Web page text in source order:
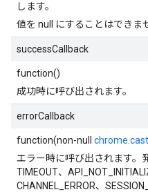
します。
値を null にすることはできま
successCallback
function()
成功時に呼び出されます。
errorCallback
function(non-null
エラー時に呼び出されます。
TIMEOUT、
CHANNEL_ERROR、